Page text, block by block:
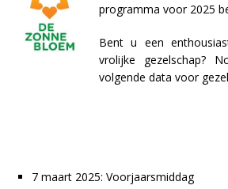
programma voor 2025
Bent u een
vrolijke gezelschap?
volgende data voor
7 maart 2025: Voorjaarsmiddag